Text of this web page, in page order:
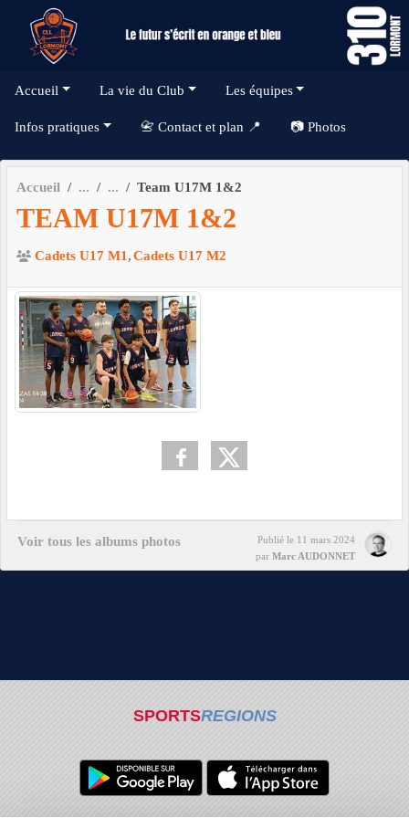
Accueil La vie du Club Les équipes
Infos pratiques 📇 Contact et plan 📍 📷 Photos
Accueil Team U17M 1&2
TEAM U17M 1&2
Cadets U17 M1 Cadets U17 M2
Voir tous les albums photos Publié le 11 mars 2024
par Marc AUDONNET
SPORTSREGIONS
Panneau de gestion des cookies